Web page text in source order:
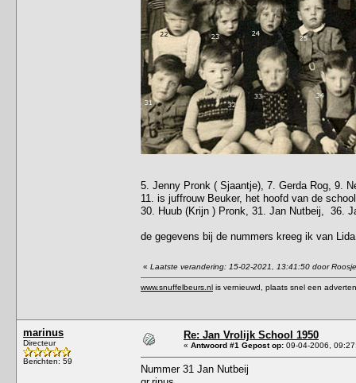
5. Jenny Pronk ( Sjaantje), 7. Gerda Rog, 9.
11. is juffrouw Beuker, het hoofd van de
30. Huub (Krijn ) Pronk, 31. Jan Nutbeij, 36.
de gegevens bij de nummers kreeg ik van
« Laatste verandering: 15-02-2021, 13:41:50 door Roosje
www.snuffelbeurs.nl is vernieuwd, plaats snel een
marinus
Directeur
Berichten: 59
Re: Jan Vrolijk School 1950
« Antwoord #1 Gepost op: 09-04-2006,
Nummer 31 Jan Nutbeij